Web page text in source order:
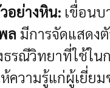
อย่างหิน: เขื่อนบ
ล มีการจัดแสดง
รณีวิทยาที่ใช้ใน
ความรู้แก่ผู้เยี่ย